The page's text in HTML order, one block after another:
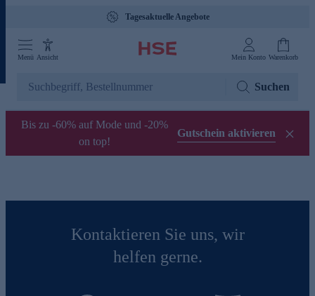
Tagesaktuelle Angebote
Menü Ansicht Mein Konto Warenkorb
Suchen
Bis zu -60% auf Mode und -20%
on top!
Gutschein aktivieren
Kontaktieren Sie uns, wir
helfen gerne.